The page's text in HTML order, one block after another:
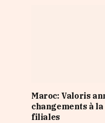
Maroc: Valoris
changements à
filiales